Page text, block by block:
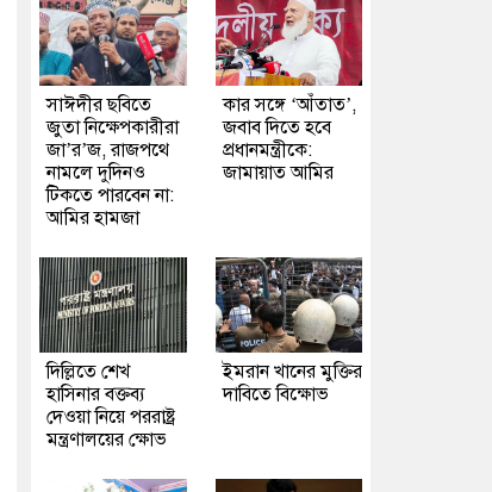
সাঈদীর ছবিতে
জুতা নিক্ষেপকারীরা
জা’র’জ, রাজপথে
নামলে দুদিনও
টিকতে পারবেন না:
আমির হামজা
কার সঙ্গে ‘আঁতাত’,
জবাব দিতে হবে
প্রধানমন্ত্রীকে:
জামায়াত আমির
দিল্লিতে শেখ
হাসিনার বক্তব্য
দেওয়া নিয়ে পররাষ্ট্র
মন্ত্রণালয়ের ক্ষোভ
ইমরান খানের মুক্তির
দাবিতে বিক্ষোভ